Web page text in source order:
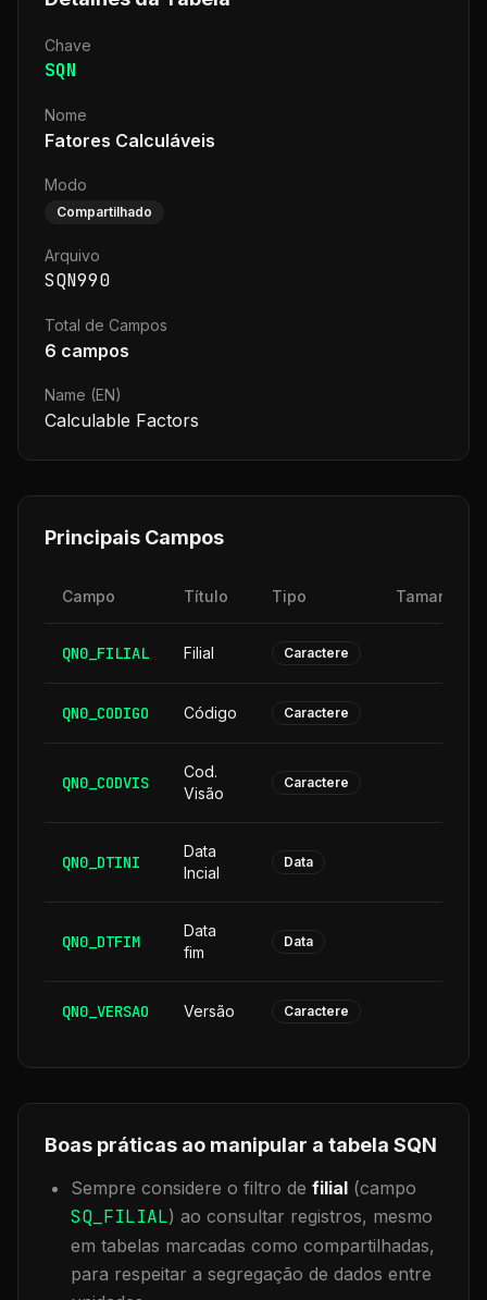
Chave
SQN
Nome
Fatores Calculáveis
Modo
Compartilhado
Arquivo
SQN990
Total de Campos
6 campos
Name (EN)
Calculable Factors
Principais Campos
Campo Título Tipo Tamanho
QN0_FILIAL Filial Caractere
QN0_CODIGO Código Caractere
QN0_CODVIS
Cod.
Visão
Caractere
QN0_DTINI
Data
Incial
Data
QN0_DTFIM
Data
fim
Data
QN0_VERSAO Versão Caractere
Boas práticas ao manipular a tabela SQN
Sempre considere o filtro de filial (campo
SQ_FILIAL) ao consultar registros, mesmo
em tabelas marcadas como compartilhadas,
para respeitar a segregação de dados entre